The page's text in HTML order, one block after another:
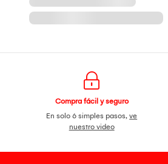
Compra fácil y seguro
En solo 6 simples pasos,ve
nuestro video